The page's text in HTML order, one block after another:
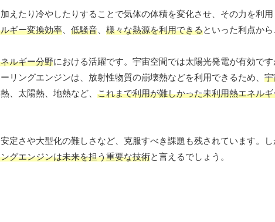
えたり冷やしたりすることで気体の体積を変化させ、その力を利
ギー変換効率 低騒音 様々な熱源を利用できるといった利点か
ルギー分野における活躍です。宇宙空間では太陽光発電が有効で
リングエンジンは、放射性物質の崩壊熱などを利用できるため、 宇
、太陽熱、地熱など、 これまで利用が難しかった未利用熱エネルギ
定さや大型化の難しさなど、克服すべき課題も残されています。
グエンジンは未来を担う重要な技術と言えるでしょう。